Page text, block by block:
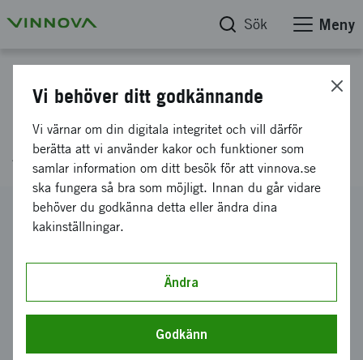
Sök Meny
IMNC Dübensdorf´ OpiFlex
Automation AB
Diarienummer
2013-04438
Koordinator
Bidrag från Vinnova
Vi behöver ditt godkännande
Vi värnar om din digitala integritet och vill därför
berätta att vi använder kakor och funktioner som
samlar information om ditt besök för att vinnova.se
ska fungera så bra som möjligt. Innan du går vidare
behöver du godkänna detta eller ändra dina
kakinställningar.
Ändra
Godkänn